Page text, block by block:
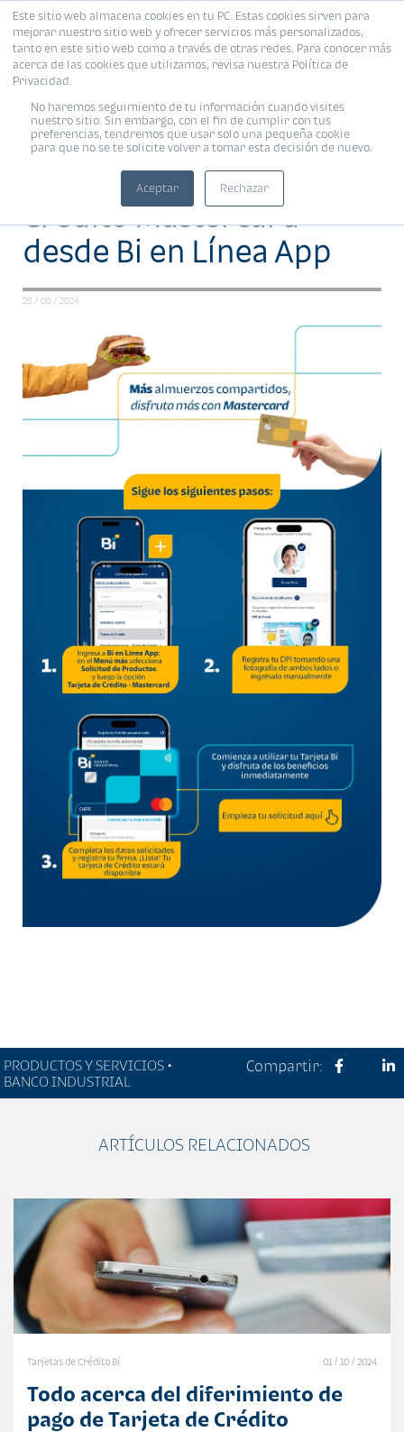
Este sitio web almacena cookies en tu PC. Estas cookies sirven para
mejorar nuestro sitio web y ofrecer servicios más personalizados,
tanto en este sitio web como a través de otras redes. Para conocer más
acerca de las cookies que utilizamos, revisa nuestra Política de
Privacidad.
No haremos seguimiento de tu información cuando visites
nuestro sitio. Sin embargo, con el fin de cumplir con tus
preferencias, tendremos que usar solo una pequeña cookie
para que no se te solicite volver a tomar esta decisión de nuevo.
Aceptar Rechazar
MENÚ
PRODUCTOS Y SERVICIOS •
BANCO INDUSTRIAL
Solicita tu Tarjeta de
Crédito Mastercard
desde Bi en Línea App
28 / 08 / 2024
PRODUCTOS Y SERVICIOS •
BANCO INDUSTRIAL
Compartir:
ARTÍCULOS RELACIONADOS
Tarjetas de Crédito Bi 01 / 10 / 2024
Todo acerca del diferimiento de
pago de Tarjeta de Crédito